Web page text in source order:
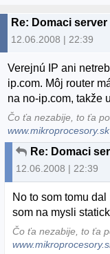
Re: Domaci server
12.06.2008 | 22:39
Verejnú IP ani
ip.com. Môj router
na no-ip.com, takže
Čo ťa nezabije, to ťa
www.mikroprocesory.sk
Re: Domaci
12.06.2008 | 22:39
No to som tomu
som na mysli
Čo ťa nezabije, to ťa